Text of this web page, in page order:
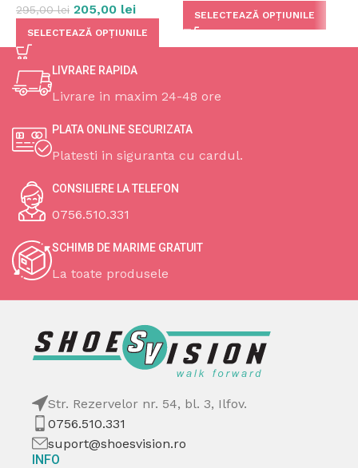
295,00lei 205,00 lei
SELECTEAZĂ OPȚIUNILE
SELECTEAZĂ OPȚIUNILE
LIVRARE RAPIDA
Livrare in maxim 24-48 ore
PLATA ONLINE SECURIZATA
Platesti in siguranta cu cardul.
CONSILIERE LA TELEFON
0756.510.331
SCHIMB DE MARIME GRATUIT
La toate produsele
Str. Rezervelor nr. 54, bl. 3, Ilfov.
0756.510.331
suport@shoesvision.ro
INFO